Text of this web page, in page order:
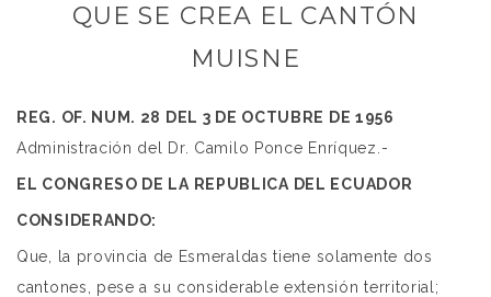
QUE SE CREA EL CANTÓN
MUISNE
REG. OF. NUM. 28 DEL 3 DE OCTUBRE DE 1956
Administración del Dr. Camilo Ponce Enríquez.-
EL CONGRESO DE LA REPUBLICA DEL ECUADOR
CONSIDERANDO:
Que, la provincia de Esmeraldas tiene solamente dos
cantones, pese a su considerable extensión territorial;